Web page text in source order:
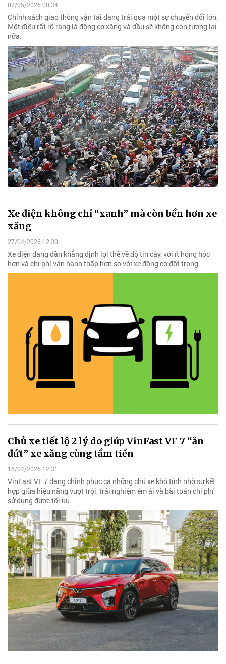
02/05/2026 00:34
Chính sách giao thông vận tải đang trải qua một sự chuyển đổi lớn.
Một điều rất rõ ràng là động cơ xăng và dầu sẽ không còn tương lai
nữa.
Xe điện không chỉ “xanh” mà còn bền hơn xe
xăng
27/04/2026 12:30
Xe điện đang dần khẳng định lợi thế về độ tin cậy, với ít hỏng hóc
hơn và chi phí vận hành thấp hơn so với xe động cơ đốt trong.
Chủ xe tiết lộ 2 lý do giúp VinFast VF 7 “ăn
đứt” xe xăng cùng tầm tiền
16/04/2026 12:31
VinFast VF 7 đang chinh phục cả những chủ xe khó tính nhờ sự kết
hợp giữa hiệu năng vượt trội, trải nghiệm êm ái và bài toán chi phí
sử dụng được tối ưu.